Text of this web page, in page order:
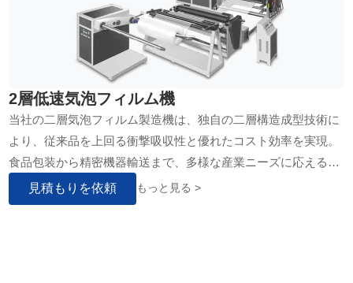
2層低速気泡フィルム機
当社の二層気泡フィルム製造機は、独自の二層構造成型技術に
より、従来品を上回る衝撃吸収性と優れたコスト効率を実現。
食品包装から精密機器輸送まで、多様な産業ニーズに応える高
品質な気泡緩衝材を安定供給します。製造ラインの…
見積もりを依頼 もっと見る >